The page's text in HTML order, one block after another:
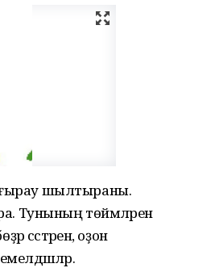
шылтыраны.
Тунының төймәләрен
оҙон